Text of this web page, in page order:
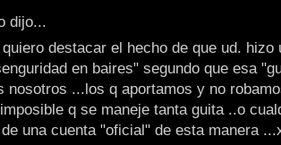
dijo...
destacar el hecho de que ud. hizo
en baires" segundo que esa
nosotros ...los q aportamos y no
q se maneje tanta guita ..o
una cuenta "oficial" de esta manera